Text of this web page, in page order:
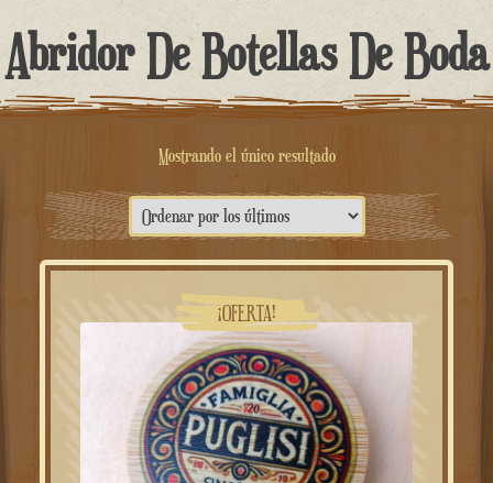
Abridor De Botellas De Boda
Mostrando el único resultado
¡OFERTA!